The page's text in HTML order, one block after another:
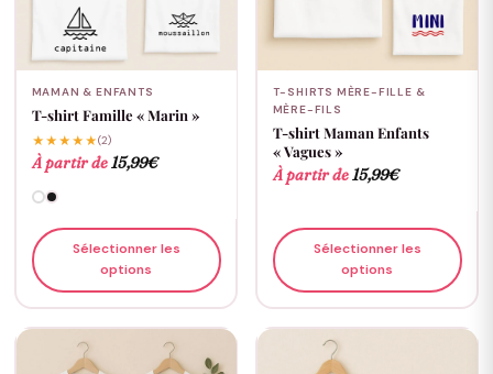
MAMAN & ENFANTS
T-shirt Famille « Marin »
★★★★★(2)
À partir de 15,99€
Sélectionner les
options
T-SHIRTS MÈRE-FILLE &
MÈRE-FILS
T-shirt Maman Enfants
« Vagues »
À partir de 15,99€
Sélectionner les
options